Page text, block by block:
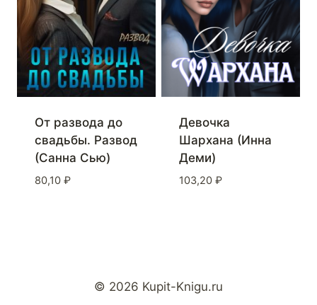
От развода до
свадьбы. Развод
(Санна Сью)
80,10 ₽
Девочка
Шархана (Инна
Деми)
103,20 ₽
© 2026 Kupit-Knigu.ru